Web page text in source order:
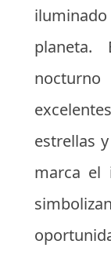
estrellas
marca el